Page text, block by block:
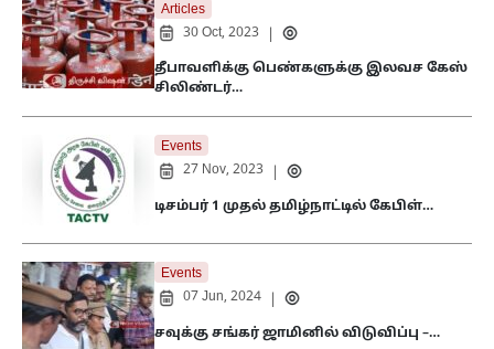
Articles
30 Oct, 2023
தீபாவளிக்கு பெண்களுக்கு இலவச கேஸ்
சிலிண்டர்…
Events
27 Nov, 2023
டிசம்பர் 1 முதல் தமிழ்நாட்டில் கேபிள்…
Events
07 Jun, 2024
சவுக்கு சங்கர் ஜாமினில் விடுவிப்பு –…